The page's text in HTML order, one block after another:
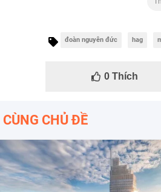
đoàn nguyên đức hag
0Thích
CÙNG CHỦ ĐỀ